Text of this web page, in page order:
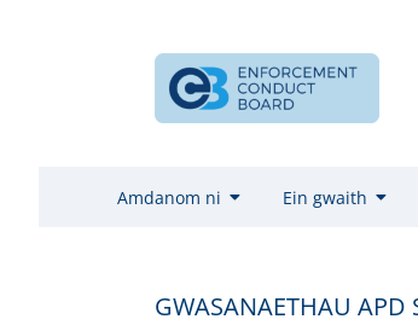
Amdanom ni Ein gwaith
GWASANAETHAU APD